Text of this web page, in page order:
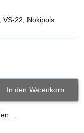
VS-22, Nokipois
In den Warenkorb
...